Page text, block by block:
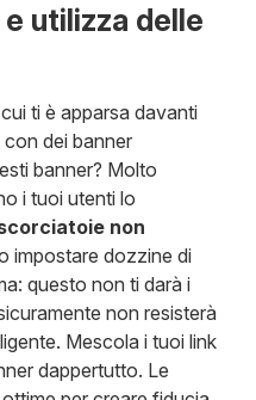
utilizza delle
ti è apparsa davanti
dei banner
banner? Molto
i tuoi utenti lo
non
impostare dozzine di
questo non ti darà i
non resisterà
Mescola i tuoi link
dappertutto. Le